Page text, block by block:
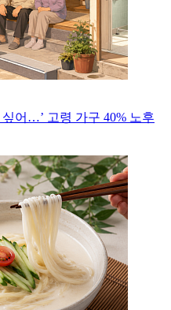
어…’ 고령 가구 40% 노후